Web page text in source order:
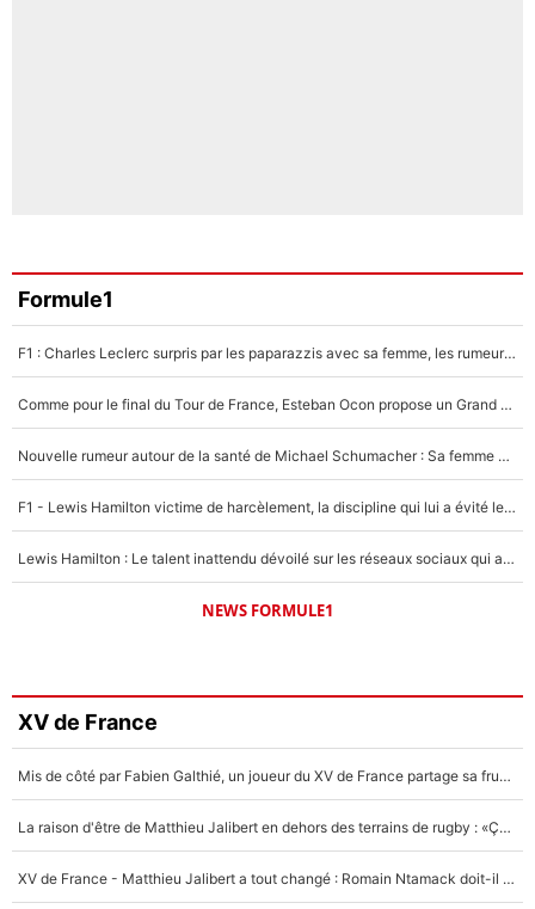
Formule1
F1 : Charles Leclerc surpris par les paparazzis avec sa femme, les rumeurs étaient vraies !
Comme pour le final du Tour de France, Esteban Ocon propose un Grand Prix de Formule 1 à Paris : «Autour de l’Arc de Triomphe, ce serait génial» !
Nouvelle rumeur autour de la santé de Michael Schumacher : Sa femme Corinna sort du silence
F1 - Lewis Hamilton victime de harcèlement, la discipline qui lui a évité le pire : «J'aurais probablement mal tourné»
Lewis Hamilton : Le talent inattendu dévoilé sur les réseaux sociaux qui a impressionné Kim Kardashian pendant leurs vacances en amoureux !
NEWS FORMULE1
XV de France
Mis de côté par Fabien Galthié, un joueur du XV de France partage sa frustration : «ils ne me l’ont pas dit tout de suite»
La raison d'être de Matthieu Jalibert en dehors des terrains de rugby : «Ça m'atteint autant que si tu touches à un membre de ma famille»
XV de France - Matthieu Jalibert a tout changé : Romain Ntamack doit-il s’inquiéter pour sa place à un an de la Coupe du monde ?